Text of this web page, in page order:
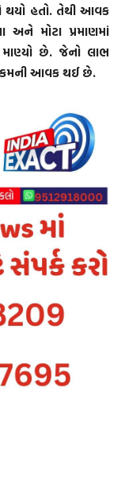
થયો હતો. તેથી આવક
મોટા પ્રમાણમાં
છે. જેનો લાભ
આવક થઈ છે.